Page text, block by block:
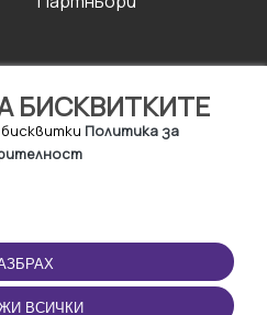
БИСКВИТКИТЕ
Политика за
ВСИЧКИ
ПРИЛОЖЕНИЕТО